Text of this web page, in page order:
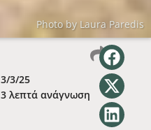
Photo by Laura Paredis
3/3/25
3 λεπτά ανάγνωση